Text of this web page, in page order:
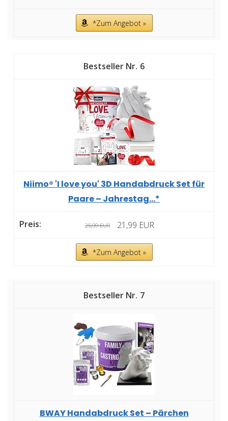
*Zum Angebot »
6
Niimo® 'I love you' 3D Handabdruck Set für
Paare – Jahrestag...*
25,99 EUR 21,99 EUR
*Zum Angebot »
7
BWAY Handabdruck Set – Pärchen